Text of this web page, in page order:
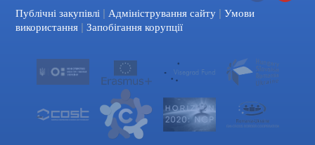
Facebook
Публічні закупівлі | Адміністрування сайту | Умови
використання | Запобігання корупції